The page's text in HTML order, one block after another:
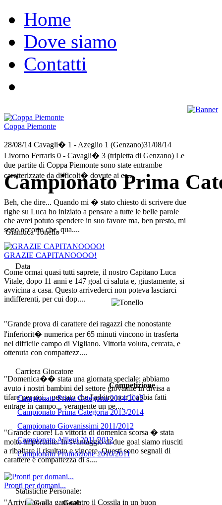
Home
Dove siamo
Contatti
Coppa Piemonte
28/08/14 Cavagli� 1 - Azeglio 1 (Genzano)31/08/14
Livorno Ferraris 0 - Cavagli� 3 (tripletta di Genzano) Le
due partite di Coppa Piemonte sono state entrambe
caretterizzate da difficolt� dovute ai ca....
Beh, che dire... Quando mi � stato chiesto di scrivere due
righe su Luca ho iniziato a pensare a tutte le belle parole
che avrei potuto spendere in suo favore ma, ben presto, mi
sono accorto che, qua....
GRAZIE CAPITANOOOO!
Come ormai quasi tutti saprete, il nostro Capitano Luca
Vitale, dopo 11 anni e 147 goal ci saluta e, giustamente, si
avvicina a casa. Questo arrivederci non poteva lasciarci
indifferenti, per cui dop....
"Grande prova di carattere dei ragazzi che nonostante
l'inferiorit� numerica per 65 minuti vincono in trasferta
nel difficile campo di Vigliano. Vittoria voluta, cercata, e
ottenuta con compattezz....
"Domenica�� stata una giornata speciale; abbiamo
avuto i nostri bambini del settore giovanile in divisa a
tifare per noi... peccato che l'arbitro non li abbia fatti
entrare in campo... veramente un pe....
"Grande cuore! La vittoria di domenica scorsa � stata
molto importante. In svantaggio di due goal siamo riusciti
a ribaltare il risultato e vincere. Questi sono segnali di
carattere e compattezza di s....
Pronti per domani...
"Arriviamo alla gara contro il Cossila in un buon
Campionato Prima
Gianluca Tonello
Data
Carriera Giocatore
Competizione
Campionato Prima Categoria 2014/2015
Campionato Prima Categoria 2013/2014
Campionato Giovanissimi 2011/2012
Campionato Allievi 2011/2012
Campionato Promozione 2010/2011
Statistiche Personale:
Goal: